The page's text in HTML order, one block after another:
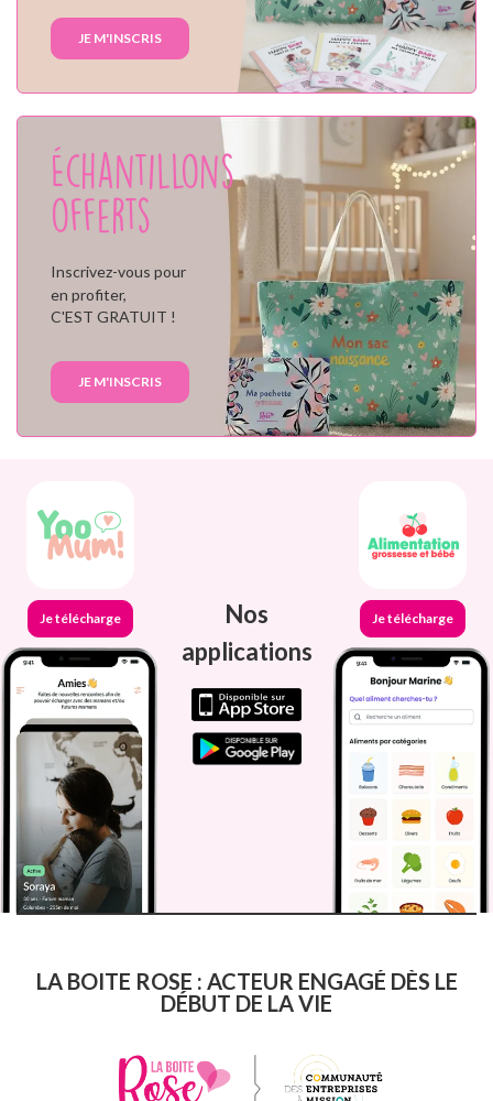
JE M'INSCRIS
Échantillons
offerts
Inscrivez-vous pour
en profiter,
C'EST GRATUIT !
JE M'INSCRIS
Je télécharge
Nos
applications
Je télécharge
LA BOITE ROSE : ACTEUR ENGAGÉ DÈS LE
DÉBUT DE LA VIE